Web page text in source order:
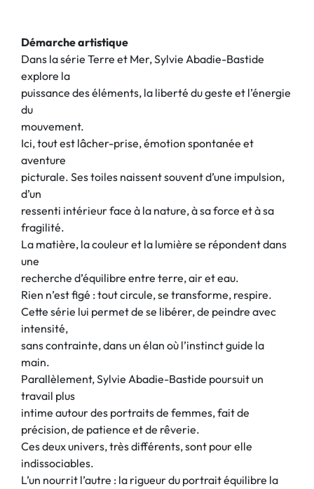
Démarche artistique
Dans la série Terre et Mer, Sylvie Abadie-Bastide
explore la
puissance des éléments, la liberté du geste et l’énergie
du
mouvement.
Ici, tout est lâcher-prise, émotion spontanée et
aventure
picturale. Ses toiles naissent souvent d’une impulsion,
d’un
ressenti intérieur face à la nature, à sa force et à sa
fragilité.
La matière, la couleur et la lumière se répondent dans
une
recherche d’équilibre entre terre, air et eau.
Rien n’est figé : tout circule, se transforme, respire.
Cette série lui permet de se libérer, de peindre avec
intensité,
sans contrainte, dans un élan où l’instinct guide la
main.
Parallèlement, Sylvie Abadie-Bastide poursuit un
travail plus
intime autour des portraits de femmes, fait de
précision, de patience et de rêverie.
Ces deux univers, très différents, sont pour elle
indissociables.
L’un nourrit l’autre : la rigueur du portrait équilibre la